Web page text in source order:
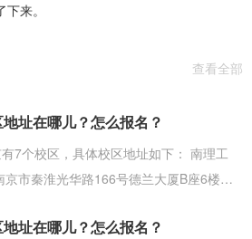
来。
查看全部
址在哪儿？怎么报名？
校区，具体校区地址如下： 南理工
市秦淮光华路166号德兰大厦B座6楼
址在哪儿？怎么报名？